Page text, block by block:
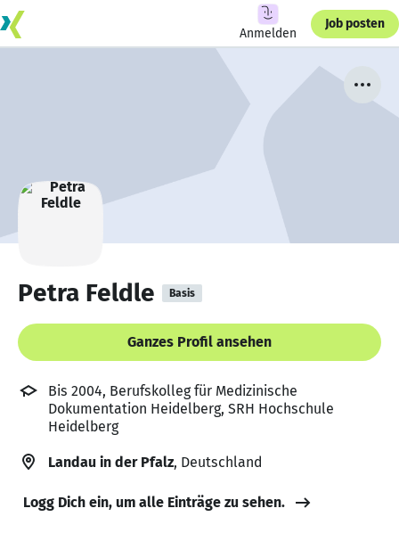
Anmelden
Job posten
Petra Feldle Basis
Ganzes Profil ansehen
Bis 2004, Berufskolleg für Medizinische
Dokumentation Heidelberg, SRH Hochschule
Heidelberg
Landau in der Pfalz, Deutschland
Logg Dich ein, um alle Einträge zu sehen.